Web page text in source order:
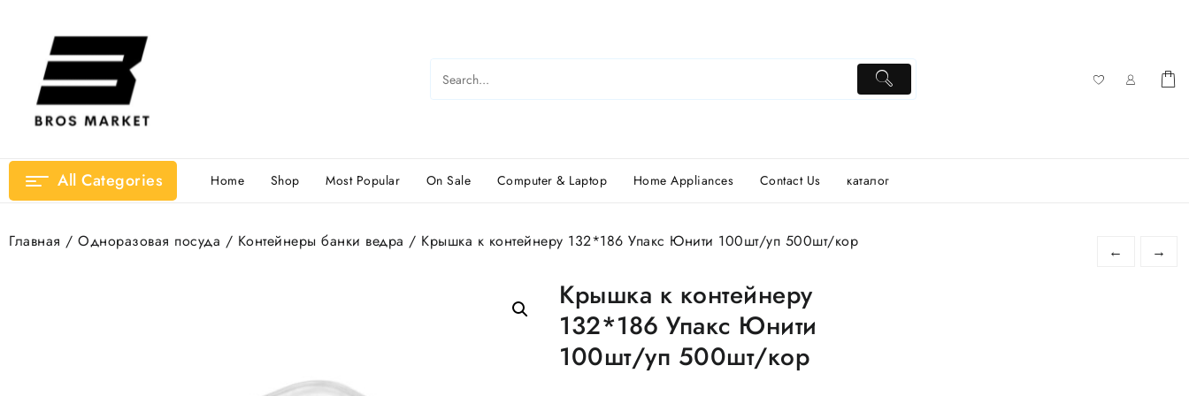
содержимому
All Categories Home Shop Most Popular On Sale Computer & Laptop Home Appliances Contact Us каталог
Главная / Одноразовая посуда / Контейнеры банки ведра / Крышка к контейнеру 132*186 Упакс Юнити 100шт/уп 500шт/кор
← →
Крышка к контейнеру
132*186 Упакс Юнити
100шт/уп 500шт/кор